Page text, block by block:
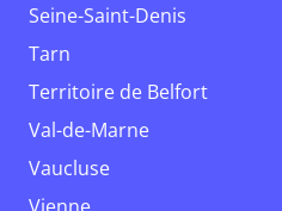
Seine-Saint-Denis
Tarn
Territoire de Belfort
Val-de-Marne
Vaucluse